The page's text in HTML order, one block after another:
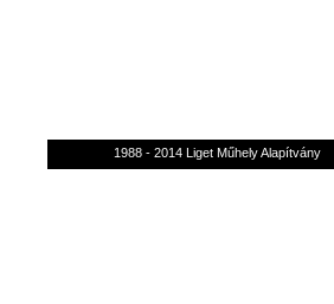
1988 - 2014 Liget Műhely Alapítvány